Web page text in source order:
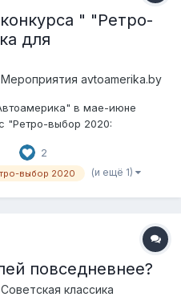
" "Ретро-
для
Мероприятия avtoamerika.by
в мае-июне
"Ретро-выбор 2020:
под несколько
средство
2
выбор 2020 (и ещё 1)
повседневнее?
Советская классика